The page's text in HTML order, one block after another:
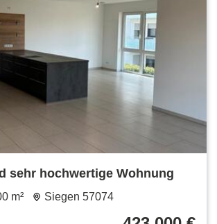
sehr hochwertige Wohnung
m² Siegen 57074